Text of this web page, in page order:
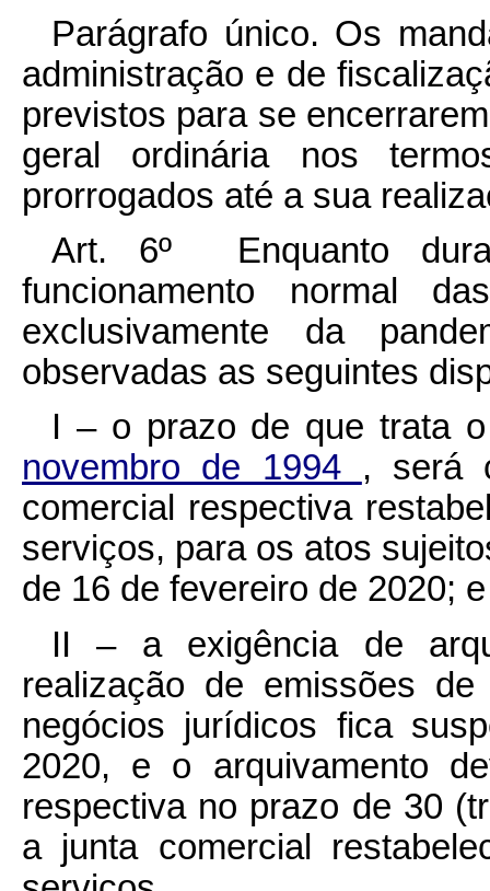
Parágrafo único. Os
administração e de
previstos para se
geral ordinária nos
prorrogados até a sua
Art. 6º Enquanto
funcionamento normal
exclusivamente da
observadas as seguintes
I – o prazo de que trata
novembro de 1994 , será
comercial respectiva
serviços, para os atos
de 16 de fevereiro de 2020; e
II – a exigência de
realização de emissões
negócios jurídicos fica
2020, e o arquivamento
respectiva no prazo de 30
a junta comercial